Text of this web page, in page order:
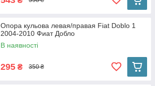
Опора кульова левая/правая Fiat Doblo 1
2004-2010 Фиат Добло
В наявності
295 ₴ 350 ₴